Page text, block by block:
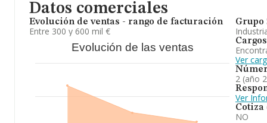
Datos comerciales
Evolución de ventas - rango de facturación
Entre 300 y 600 mil €
Evolución de las ventas
Grupo
Cargos
Ver
2 (año
Ver
Cotiza
NO